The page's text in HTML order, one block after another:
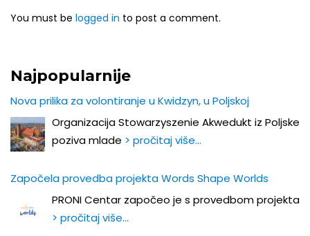
You must be logged in to post a comment.
Najpopularnije
Nova prilika za volontiranje u Kwidzyn, u Poljskoj
Organizacija Stowarzyszenie Akwedukt iz Poljske
poziva mlade > pročitaj više…
Započela provedba projekta Words Shape Worlds
PRONI Centar započeo je s provedbom projekta
> pročitaj više…